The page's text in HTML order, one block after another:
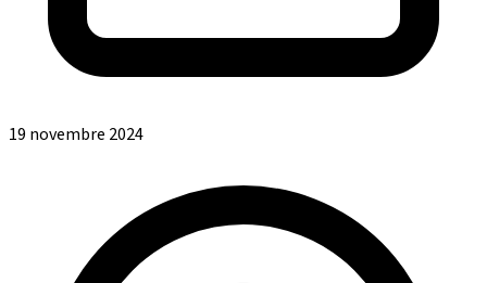
19 novembre 2024